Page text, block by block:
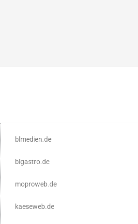
blmedien.de
blgastro.de
moproweb.de
kaeseweb.de